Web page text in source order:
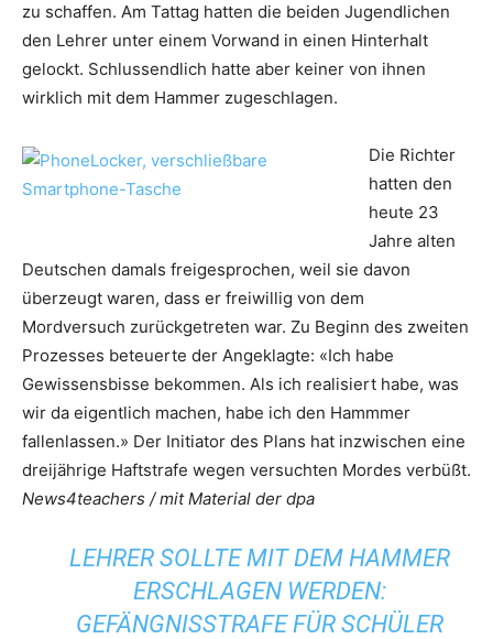
zu schaffen. Am Tattag hatten die beiden Jugendlichen
den Lehrer unter einem Vorwand in einen Hinterhalt
gelockt. Schlussendlich hatte aber keiner von ihnen
wirklich mit dem Hammer zugeschlagen.
Die Richter
hatten den
heute 23
Jahre alten
Deutschen damals freigesprochen, weil sie davon
überzeugt waren, dass er freiwillig von dem
Mordversuch zurückgetreten war. Zu Beginn des zweiten
Prozesses beteuerte der Angeklagte: «Ich habe
Gewissensbisse bekommen. Als ich realisiert habe, was
wir da eigentlich machen, habe ich den Hammmer
fallenlassen.» Der Initiator des Plans hat inzwischen eine
dreijährige Haftstrafe wegen versuchten Mordes verbüßt.
News4teachers / mit Material der dpa
LEHRER SOLLTE MIT DEM HAMMER
ERSCHLAGEN WERDEN:
GEFÄNGNISSTRAFE FÜR SCHÜLER